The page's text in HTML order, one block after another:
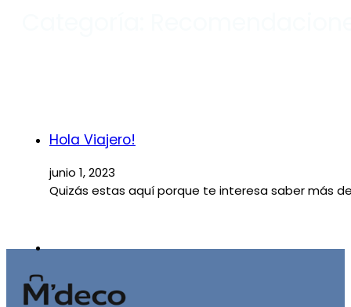
Hola Viajero!
junio 1, 2023
Quizás estas aquí porque te interesa saber más